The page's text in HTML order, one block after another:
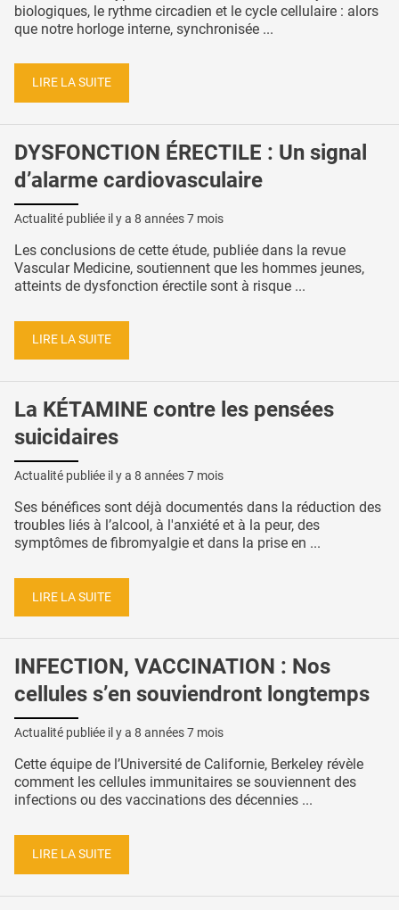
biologiques, le rythme circadien et le cycle cellulaire : alors
que notre horloge interne, synchronisée ...
LIRE LA SUITE
DYSFONCTION ÉRECTILE : Un signal
d’alarme cardiovasculaire
Actualité publiée il y a 8 années 7 mois
Les conclusions de cette étude, publiée dans la revue
Vascular Medicine, soutiennent que les hommes jeunes,
atteints de dysfonction érectile sont à risque ...
LIRE LA SUITE
La KÉTAMINE contre les pensées
suicidaires
Actualité publiée il y a 8 années 7 mois
Ses bénéfices sont déjà documentés dans la réduction des
troubles liés à l’alcool, à l'anxiété et à la peur, des
symptômes de fibromyalgie et dans la prise en ...
LIRE LA SUITE
INFECTION, VACCINATION : Nos
cellules s’en souviendront longtemps
Actualité publiée il y a 8 années 7 mois
Cette équipe de l’Université de Californie, Berkeley révèle
comment les cellules immunitaires se souviennent des
infections ou des vaccinations des décennies ...
LIRE LA SUITE